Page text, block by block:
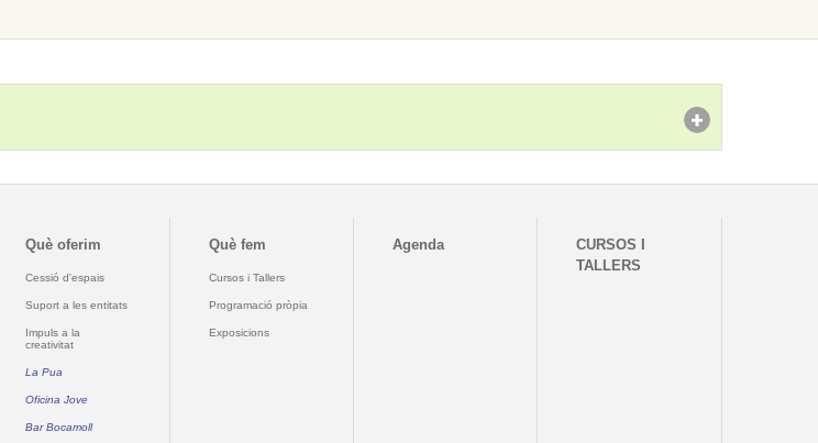
Què oferim
Cessió d'espais
Suport a les entitats
Impuls a la
creativitat
La Pua
Oficina Jove
Bar Bocamoll
Què fem
Cursos i Tallers
Programació pròpia
Exposicions
Agenda
CURSOS I
TALLERS